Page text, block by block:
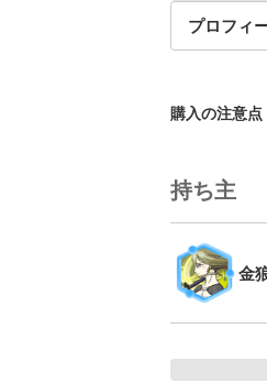
プロフィ
購入の注意点
持ち主
金